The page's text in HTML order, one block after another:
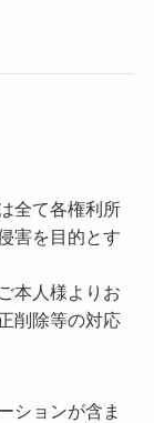
全て各権利所
害を目的とす
本人様よりお
削除等の対応
ションが含ま